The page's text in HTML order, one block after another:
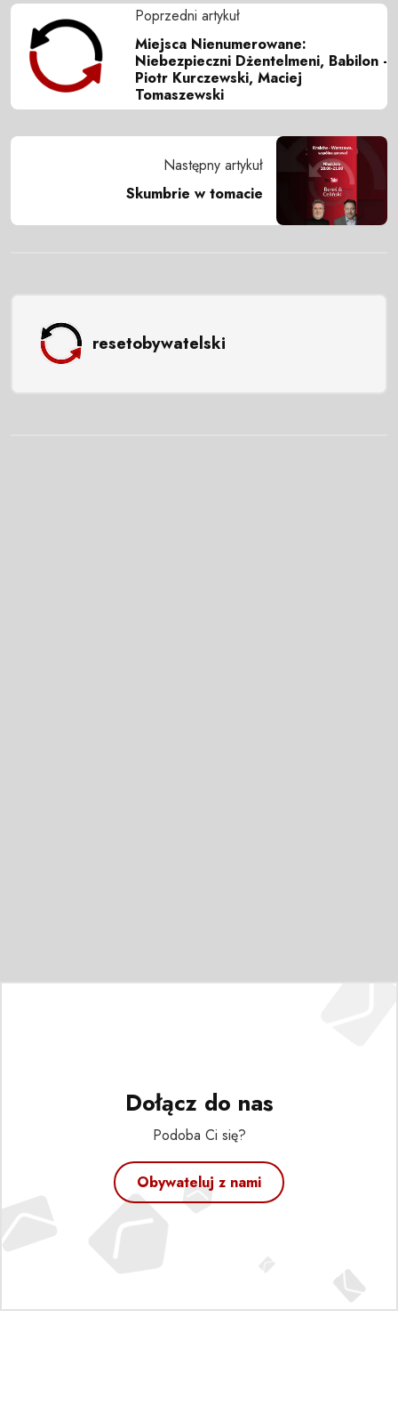
Poprzedni artykuł
Miejsca Nienumerowane:
Niebezpieczni Dżentelmeni, Babilon -
Piotr Kurczewski, Maciej
Tomaszewski
Następny artykuł
Skumbrie w tomacie
resetobywatelski
Dołącz do nas
Podoba Ci się?
Obywateluj z nami